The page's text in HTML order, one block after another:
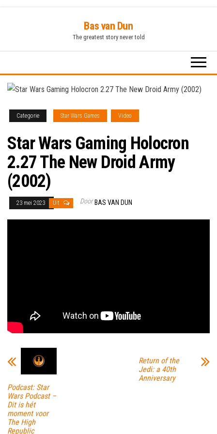
inhoud
Bas van Dun
The greatest story never told
Categorie Star Wars Games Video
Star Wars Gaming Holocron
2.27 The New Droid Army
(2002)
23 mei 2023 Uit Door BAS VAN DUN
Podcast: Star
Wars Podcast –
Dit is hét
moment voor
The High
Republic
Return of the
Jedi: a 40th
Anniversary